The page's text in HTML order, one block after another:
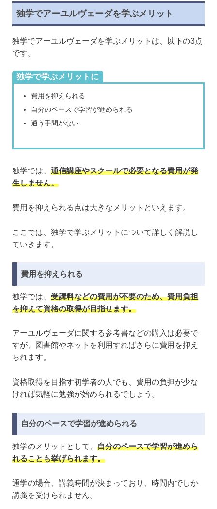
独学でアーユルヴェーダを学ぶメリット
独学でアーユルヴェーダを学ぶメリットは、以下の3点
です。
独学で学ぶメリットに
費用を抑えられる
自分のペースで学習が進められる
通う手間がない
独学では、 通信講座やスクールで必要となる費用が発
生しません。
費用を抑えられる点は大きなメリットといえます。
ここでは、独学で学ぶメリットについて詳しく解説し
ていきます。
費用を抑えられる
独学では、 受講料などの費用が不要のため、費用負担
を抑えて資格の取得が目指せます。
アーユルヴェーダに関する参考書などの購入は必要で
すが、図書館やネットを利用すればさらに費用を抑え
られます。
資格取得を目指す初学者の人でも、費用の負担が少な
ければ気軽に勉強が始められるでしょう。
自分のペースで学習が進められる
独学のメリットとして、 自分のペースで学習が進めら
れることも挙げられます。
通学の場合、講義時間が決まっており、時間内でしか
講義を受けられません。